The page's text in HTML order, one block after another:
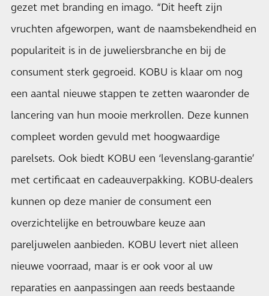
gezet met branding en imago. “Dit heeft zijn
vruchten afgeworpen, want de naamsbekendheid en
populariteit is in de juweliersbranche en bij de
consument sterk gegroeid. KOBU is klaar om nog
een aantal nieuwe stappen te zetten waaronder de
lancering van hun mooie merkrollen. Deze kunnen
compleet worden gevuld met hoogwaardige
parelsets. Ook biedt KOBU een ‘levenslang-garantie’
met certificaat en cadeauverpakking. KOBU-dealers
kunnen op deze manier de consument een
overzichtelijke en betrouwbare keuze aan
pareljuwelen aanbieden. KOBU levert niet alleen
nieuwe voorraad, maar is er ook voor al uw
reparaties en aanpassingen aan reeds bestaande